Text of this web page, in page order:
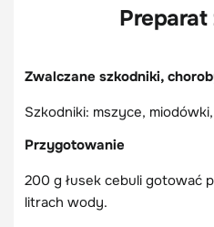
Preparat
Zwalczane szkodniki,
Szkodniki: mszyce,
Przygotowanie
200 g łusek cebuli gotować
litrach wody.